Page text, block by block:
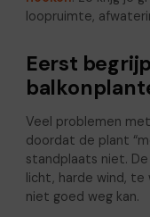
loopruimte,
Eerst
Veel problemen
doordat de plant
standplaats niet.
licht, harde wind,
niet goed weg kan.